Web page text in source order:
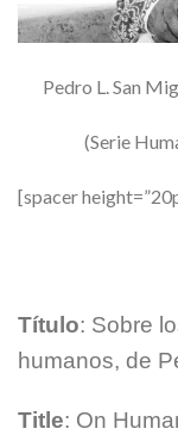
Pedro L. San
(Serie
[spacer
Título: Sobre
humanos, de
Title: On